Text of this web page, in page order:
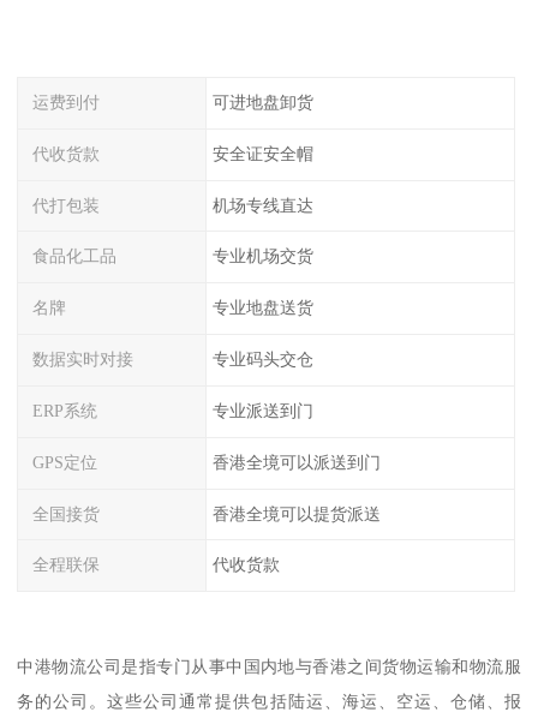
运费到付 可进地盘卸货
代收货款 安全证安全帽
代打包装 机场专线直达
食品化工品 专业机场交货
名牌 专业地盘送货
数据实时对接 专业码头交仓
ERP系统 专业派送到门
GPS定位 香港全境可以派送到门
全国接货 香港全境可以提货派送
全程联保 代收货款
中港物流公司是指专门从事中国内地与香港之间货物运输和物流服
务的公司。这些公司通常提供包括陆运、海运、空运、仓储、报